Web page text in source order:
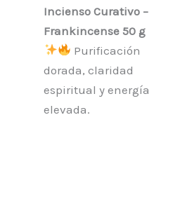
Incienso Curativo –
Frankincense 50 g
Purificación
dorada, claridad
espiritual y energía
elevada.